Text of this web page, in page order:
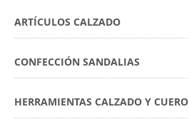
ARTÍCULOS CALZADO
CONFECCIÓN SANDALIAS
HERRAMIENTAS CALZADO Y CUERO